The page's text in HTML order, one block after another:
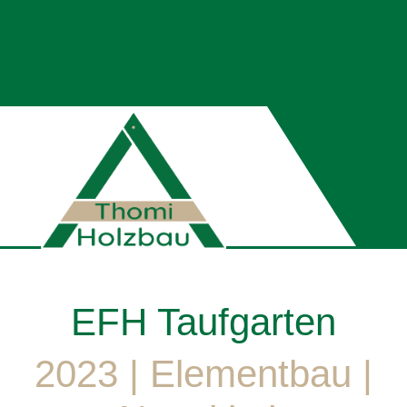
EFH Taufgarten
2023 | Elementbau |